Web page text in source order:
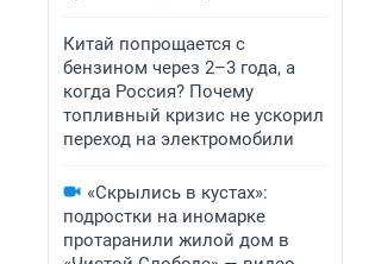
Китай попрощается с
бензином через 2–3 года, а
когда Россия? Почему
топливный кризис не ускорил
переход на электромобили
«Скрылись в кустах»:
подростки на иномарке
протаранили жилой дом в